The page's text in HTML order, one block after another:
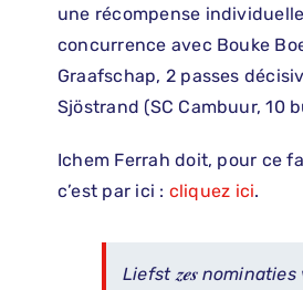
une récompense
concurrence avec Bouke
Graafschap, 2 passes
Sjöstrand (SC Cambuur, 10
Ichem Ferrah doit, pour ce
c’est par ici : cliquez ici.
Liefst 𝒛𝒆𝒔